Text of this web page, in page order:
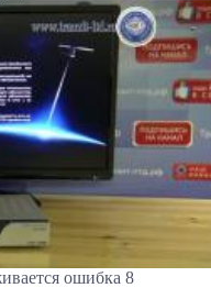
ошибка 8